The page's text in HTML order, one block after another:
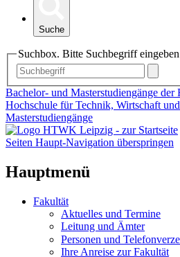
Suche
Suchbox. Bitte Suchbegriff
Bachelor- und Masterstudiengänge der
Hochschule für Technik, Wirtschaft
Masterstudiengänge
Seiten Haupt-Navigation überspringen
Hauptmenü
Fakultät
Aktuelles und Termine
Leitung und Ämter
Personen und
Ihre Anreise zur Fakultät